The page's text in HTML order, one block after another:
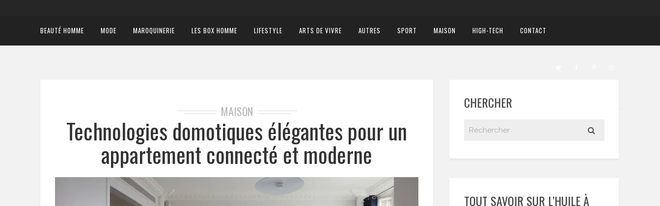
BEAUTÉ HOMME MODE MAROQUINERIE LES BOX HOMME LIFESTYLE ARTS DE VIVRE AUTRES SPORT MAISON HIGH-TECH CONTACT
MAISON
Technologies domotiques élégantes pour un
appartement connecté et moderne
CHERCHER
TOUT SAVOIR SUR L’HUILE À